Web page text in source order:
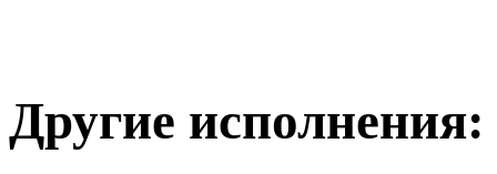
Другие исполнения: